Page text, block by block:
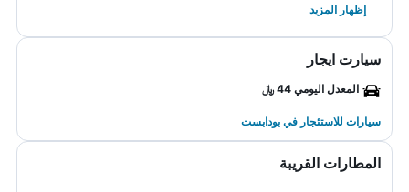
إظهار المزيد
سيارت ايجار
المعدل اليومي 44 ﷼
سيارات للاستئجار في بودابست
المطارات القريبة